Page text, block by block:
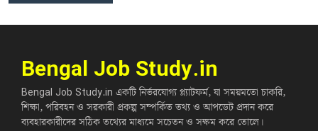
Bengal Job Study.in
Bengal Job Study.in একটি নির্ভরযোগ্য প্ল্যাটফর্ম, যা সময়মতো চাকরি,
শিক্ষা, পরিবহন ও সরকারী প্রকল্প সম্পর্কিত তথ্য ও আপডেট প্রদান করে
ব্যবহারকারীদের সঠিক তথ্যের মাধ্যমে সচেতন ও সক্ষম করে তোলে।